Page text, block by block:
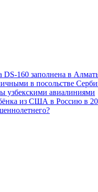
DS-160 заполнена в
в посольстве
узбекскими авиалиниями
из США в Россию в